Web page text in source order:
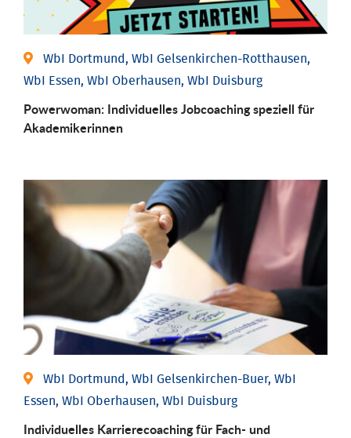
WbI Dortmund, WbI Gelsenkirchen-Rotthausen,
WbI Essen, WbI Oberhausen, WbI Duisburg
Powerwoman: Individu­elles Job­coaching speziell für
Aka­demiker­innen
WbI Dortmund, WbI Gelsenkirchen-Buer, WbI
Essen, WbI Oberhausen, WbI Duisburg
Individu­elles Karrierecoaching für Fach-­ und